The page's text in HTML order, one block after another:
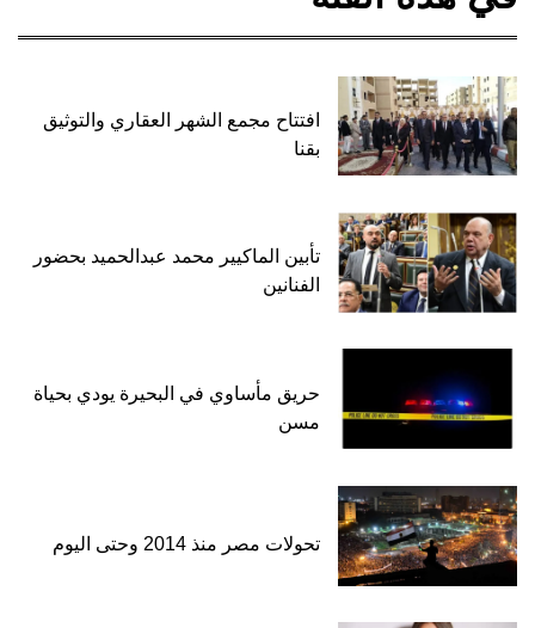
افتتاح مجمع الشهر العقاري والتوثيق
بقنا
تأبين الماكيير محمد عبدالحميد بحضور
الفنانين
حريق مأساوي في البحيرة يودي بحياة
مسن
تحولات مصر منذ 2014 وحتى اليوم